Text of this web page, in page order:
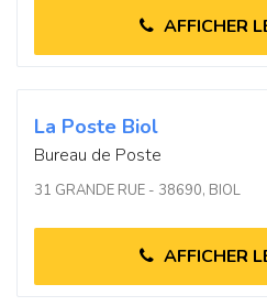
AFFICHER
La Poste Biol
Bureau de Poste
31 GRANDE RUE - 38690, BIOL
AFFICHER